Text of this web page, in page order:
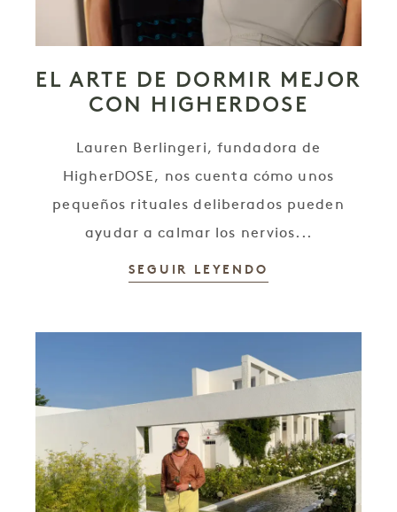
EL ARTE DE DORMIR MEJOR
CON HIGHERDOSE
Lauren Berlingeri, fundadora de
HigherDOSE, nos cuenta cómo unos
pequeños rituales deliberados pueden
ayudar a calmar los nervios...
SEGUIR LEYENDO